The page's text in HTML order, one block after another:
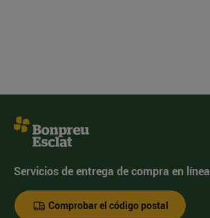
Servicios de entrega de compra en línea
Comprobar el código postal